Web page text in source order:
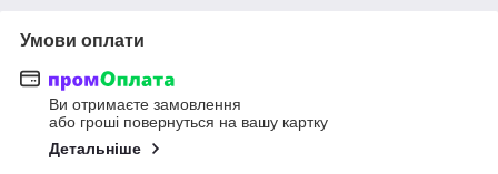
Умови оплати
Ви отримаєте замовлення
або гроші повернуться на вашу картку
Детальніше